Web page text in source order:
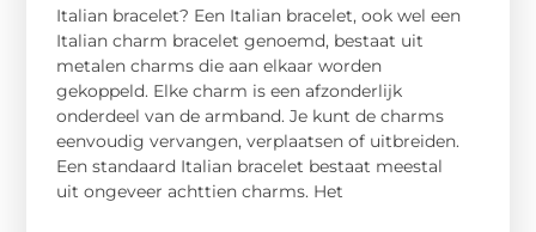
Italian bracelet? Een Italian bracelet, ook wel een
Italian charm bracelet genoemd, bestaat uit
metalen charms die aan elkaar worden
gekoppeld. Elke charm is een afzonderlijk
onderdeel van de armband. Je kunt de charms
eenvoudig vervangen, verplaatsen of uitbreiden.
Een standaard Italian bracelet bestaat meestal
uit ongeveer achttien charms. Het